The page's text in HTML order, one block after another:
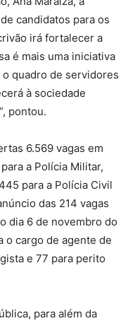
candidatos para os
irá fortalecer a
é mais uma iniciativa
quadro de servidores
à sociedade
pontou.
6.569 vagas em
a Polícia Militar,
para a Polícia Civil
das 214 vagas
dia 6 de novembro do
o cargo de agente de
e 77 para perito
para além da